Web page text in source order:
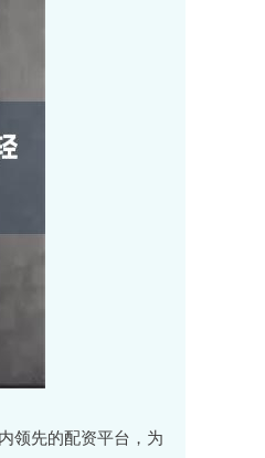
领先的配资平台，为